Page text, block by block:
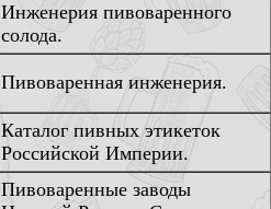
Инженерия пивоваренного
солода.
Пивоваренная инженерия.
Каталог пивных этикеток
Российской Империи.
Пивоваренные заводы